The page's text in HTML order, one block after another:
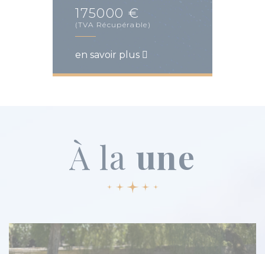
175000 €
(TVA Récupérable)
en savoir plus
À la une